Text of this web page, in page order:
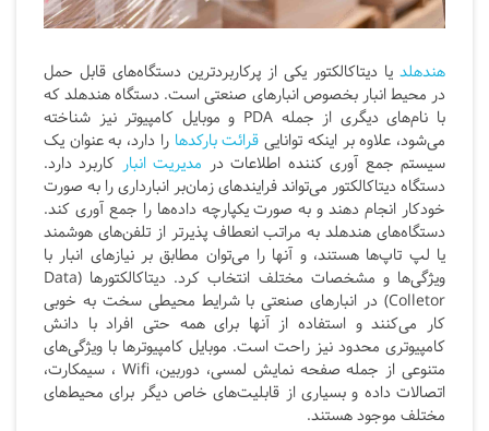
هندهلد یا دیتاکالکتور یکی از پرکاربردترین دستگاه‌های قابل حمل
در محیط انبار بخصوص انبارهای صنعتی است. دستگاه هندهلد که
با نام‌های دیگری از جمله PDA و موبایل کامپیوتر نیز شناخته
می‌شود، علاوه بر اینکه توانایی قرائت بارکدها را دارد، به عنوان یک
سیستم جمع‌ آوری کننده اطلاعات در مدیریت انبار کاربرد دارد.
دستگاه دیتاکالکتور می‌تواند فرایندهای زمان‌بر انبارداری را به صورت
خودکار انجام دهند و به صورت یکپارچه داده‌ها را جمع آوری کند.
دستگاه‌های هندهلد به مراتب انعطاف پذیرتر از تلفن‌های هوشمند
یا لپ تاپ‌ها هستند، و آنها را می‌توان مطابق بر نیازهای انبار با
ویژگی‌ها و مشخصات مختلف انتخاب کرد. دیتاکالکتورها (Data
Colletor) در انبارهای صنعتی با شرایط محیطی سخت به خوبی
کار می‌کنند و استفاده از آنها برای همه حتی افراد با دانش
کامپیوتری محدود نیز راحت است. موبایل کامپیوترها با ویژگی‌های
متنوعی از جمله صفحه‌ نمایش لمسی، دوربین، Wifi ، سیمکارت،
اتصالات داده و بسیاری از قابلیت‌های خاص دیگر برای محیط‌های
مختلف موجود هستند.